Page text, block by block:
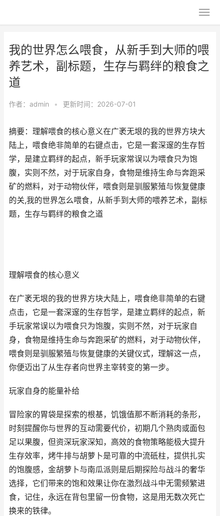
我的世界怎么喂食，从新手到大师的喂
养艺术，副标题，生存与羁绊的粮食之
道
作者： admin • 更新时间：2026-07-01
摘要：理解喂食的核心意义在广袤无垠的我的世界方块大
陆上，喂食绝非简单的右键点击，它是一套深邃的生存哲
学，是建立羁绊的起点，新手玩家常误以为喂食只为饱
腹，实则不然，对于玩家自身，食物是维持生命与奔跑采
矿的燃料，对于动物伙伴，喂食则是驯服繁殖与恢复健康
的关,我的世界怎么喂食，从新手到大师的喂养艺术，副标
题，生存与羁绊的粮食之道
理解喂食的核心意义
在广袤无垠的我的世界方块大陆上，喂食绝非简单的右键
点击，它是一套深邃的生存哲学，是建立羁绊的起点，新
手玩家常误以为喂食只为饱腹，实则不然，对于玩家自
身，食物是维持生命与奔跑采矿的燃料，对于动物伙伴，
喂食则是驯服繁殖与恢复健康的关键仪式，理解这一点，
你便迈出了从生存者向世界主宰转变的第一步。
玩家自身的能量补给
冒险家的胃袋是探索的根基，饥饿值那不断消耗的条形，
时刻提醒你与世界的互动需要代价，初期几个熟肉或面包
足以果腹，但资深玩家深知，高效的食物策略能极大提升
生存效率，烤牛排与胡萝卜是可靠的中流砥柱，提供扎实
的饱腹感，金胡萝卜与南瓜派则是后期探险与战斗的奢华
选择，它们带来的饱和效果让你在激烈战斗中无需频繁进
食，记住，永远在背包里留一份食物，这是用无数次死亡
换来的铁律。